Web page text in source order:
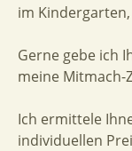
im
Gerne gebe ich
meine
Ich ermittele
individuellen